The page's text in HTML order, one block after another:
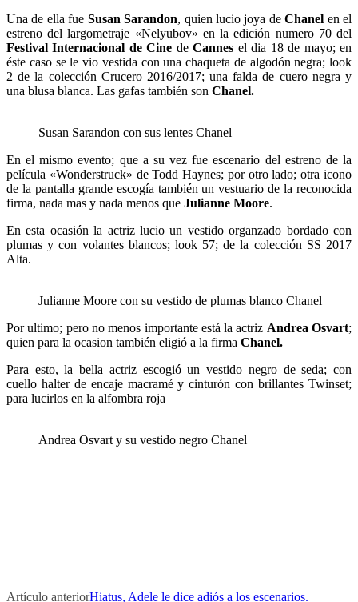
Una de ella fue Susan Sarandon, quien lucio joya deChanel en el
estreno del largometraje «Nelyubov» en la edición numero 70 del
Festival Internacional de Cine deCannes el dia 18 de mayo; en
éste caso se le vio vestida con una chaqueta de algodón negra; look
2 de la colección Crucero 2016/2017; una falda de cuero negra y
una blusa blanca. Las gafas también son Chanel.
Susan Sarandon con sus lentes Chanel
En el mismo evento; que a su vez fue escenario del estreno de la
película «Wonderstruck» de Todd Haynes; por otro lado; otra icono
de la pantalla grande escogía también un vestuario de la reconocida
firma, nada mas y nada menos que Julianne Moore.
En esta ocasión la actriz lucio un vestido organzado bordado con
plumas y con volantes blancos; look 57; de la colección SS 2017
Alta.
Julianne Moore con su vestido de plumas blanco Chanel
Por ultimo; pero no menos importante está la actriz Andrea Osvart;
quien para la ocasion también eligió a la firma Chanel.
Para esto, la bella actriz escogió un vestido negro de seda; con
cuello halter de encaje macramé y cinturón con brillantes Twinset;
para lucirlos en la alfombra roja
Andrea Osvart y su vestido negro Chanel
Artículo anteriorHiatus, Adele le dice adiós a los escenarios.